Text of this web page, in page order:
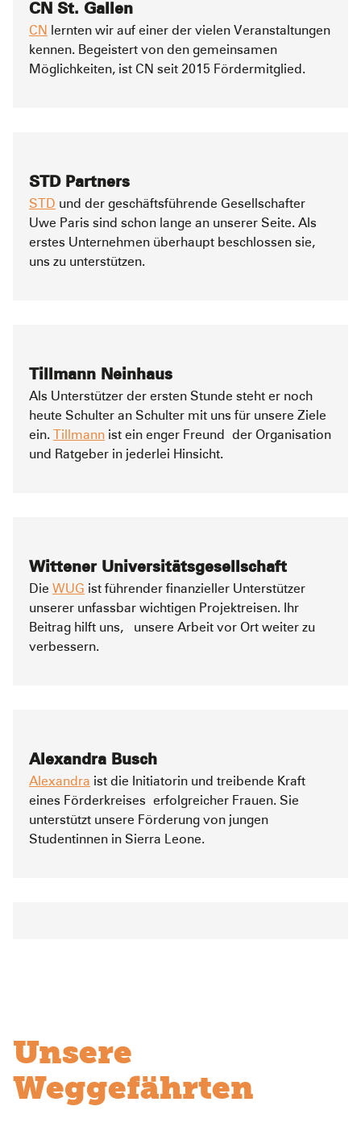
CN St. Gallen
CN
lernten wir auf einer der vielen Veranstaltungen
kennen. Begeistert von den gemeinsamen
Möglichkeiten, ist CN seit 2015 Fördermitglied.
STD Partners
STD und der geschäftsführende Gesellschafter
Uwe Paris sind schon lange an unserer Seite. Als
erstes Unternehmen überhaupt beschlossen sie,
uns zu unterstützen.
Tillmann Neinhaus
Als Unterstützer der ersten Stunde steht er noch
heute Schulter an Schulter mit uns für unsere Ziele
ein.
Tillmann ist ein enger Freund der Organisation
und Ratgeber in jederlei Hinsicht.
Wittener Universitätsgesellschaft
Die WUG ist führender finanzieller Unterstützer
unserer unfassbar wichtigen Projektreisen. Ihr
Beitrag hilft uns, unsere Arbeit vor Ort weiter zu
verbessern.
Alexandra Busch
Alexandra ist die Initiatorin und treibende Kraft
eines Förderkreises erfolgreicher Frauen. Sie
unterstützt unsere Förderung von jungen
Studentinnen in Sierra Leone.
Unsere
Weggefährten